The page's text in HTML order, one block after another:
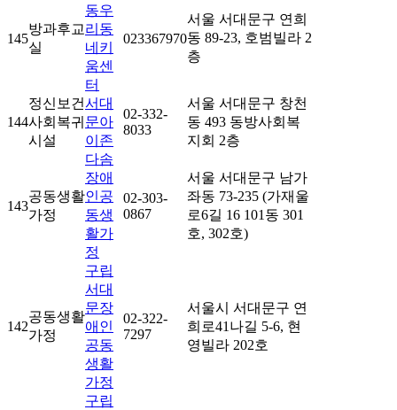
145
방과후교
실
동우
리동
네키
움센
터
023367970
서울 서대문구 연희
동 89-23, 호범빌라 2
층
144
정신보건
사회복귀
시설
서대
문아
이존
02-332-
8033
서울 서대문구 창천
동 493 동방사회복
지회 2층
143
공동생활
가정
다솜
장애
인공
동생
활가
정
02-303-
0867
서울 서대문구 남가
좌동 73-235 (가재울
로6길 16 101동 301
호, 302호)
142
공동생활
가정
구립
서대
문장
애인
공동
생활
가정
02-322-
7297
서울시 서대문구 연
희로41나길 5-6, 현
영빌라 202호
구립